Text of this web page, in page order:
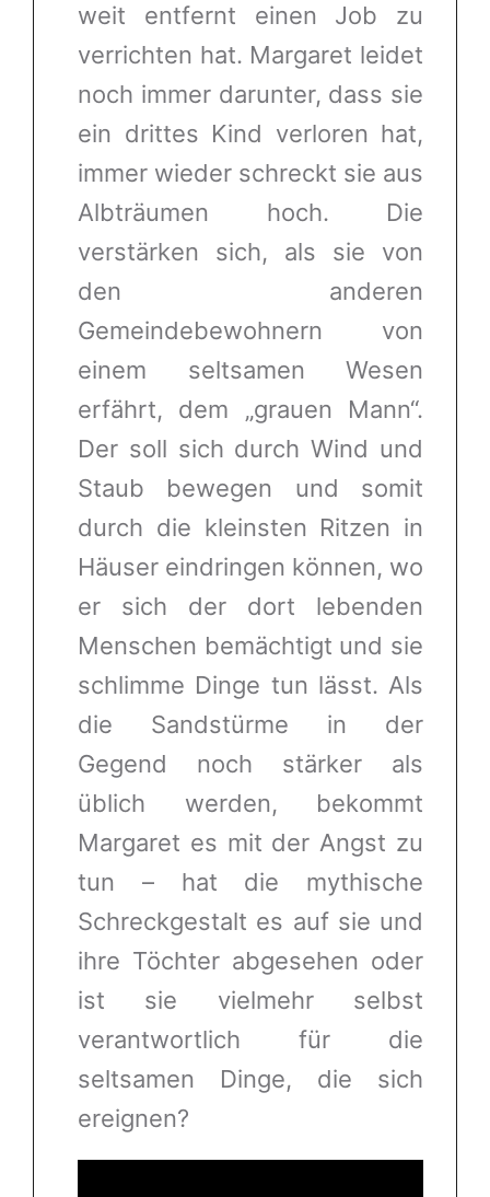
weit entfernt einen Job zu
verrichten hat. Margaret leidet
noch immer darunter, dass sie
ein drittes Kind verloren hat,
immer wieder schreckt sie aus
Albträumen hoch. Die
verstärken sich, als sie von
den anderen
Gemeindebewohnern von
einem seltsamen Wesen
erfährt, dem „grauen Mann“.
Der soll sich durch Wind und
Staub bewegen und somit
durch die kleinsten Ritzen in
Häuser eindringen können, wo
er sich der dort lebenden
Menschen bemächtigt und sie
schlimme Dinge tun lässt. Als
die Sandstürme in der
Gegend noch stärker als
üblich werden, bekommt
Margaret es mit der Angst zu
tun – hat die mythische
Schreckgestalt es auf sie und
ihre Töchter abgesehen oder
ist sie vielmehr selbst
verantwortlich für die
seltsamen Dinge, die sich
ereignen?